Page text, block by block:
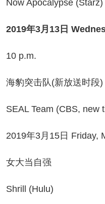
Apocalypse (Starz)
2019年3月13日
p.m.
突击队(新放送时段)
Team (CBS, new
年3月15日 Friday,
当自强
(Hulu)